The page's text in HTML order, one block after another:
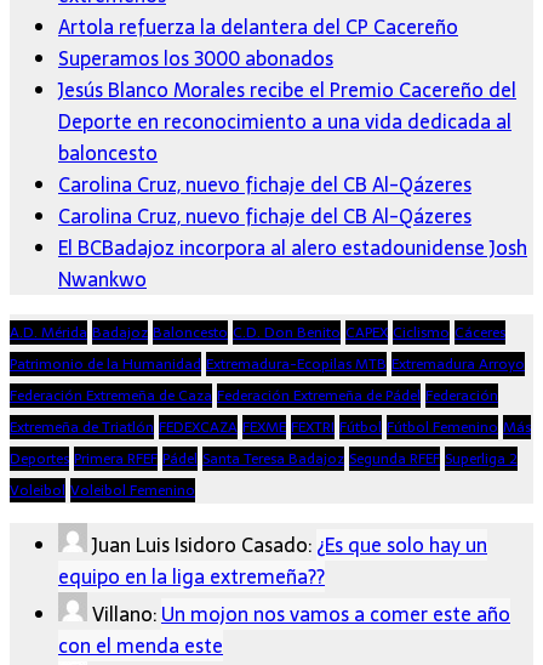
Artola refuerza la delantera del CP Cacereño
Superamos los 3000 abonados
Jesús Blanco Morales recibe el Premio Cacereño del
Deporte en reconocimiento a una vida dedicada al
baloncesto
Carolina Cruz, nuevo fichaje del CB Al-Qázeres
Carolina Cruz, nuevo fichaje del CB Al-Qázeres
El BCBadajoz incorpora al alero estadounidense Josh
Nwankwo
A.D. Mérida Badajoz Baloncesto C.D. Don Benito CAPEX Ciclismo Cáceres
Patrimonio de la Humanidad Extremadura-Ecopilas MTB Extremadura Arroyo
Federación Extremeña de Caza Federación Extremeña de Pádel Federación
Extremeña de Triatlón FEDEXCAZA FEXME FEXTRI Fútbol Fútbol Femenino Más
Deportes Primera RFEF Pádel Santa Teresa Badajoz Segunda RFEF Superliga 2
Voleibol Voleibol Femenino
Juan Luis Isidoro Casado:¿Es que solo hay un
equipo en la liga extremeña??
Villano:Un mojon nos vamos a comer este año
con el menda este